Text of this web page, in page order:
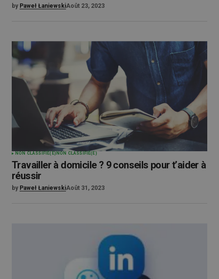
by Paweł ŁaniewskiAoût 23, 2023
NON CLASSIFIÉ(E) NON CLASSIFIÉ(E)
Travailler à domicile ? 9 conseils pour t’aider à
réussir
by Paweł ŁaniewskiAoût 31, 2023